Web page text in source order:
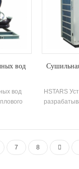
с
обработка
вод
вод
летнего
HSTARS
7 8